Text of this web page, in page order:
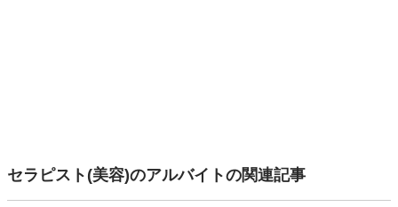
セラピスト(美容)のアルバイトの関連記事